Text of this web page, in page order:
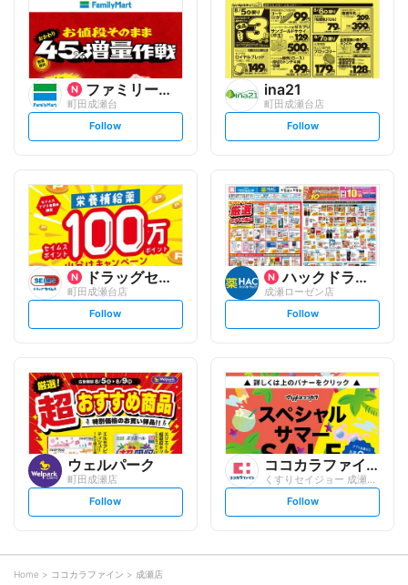
ファミリーマート
町田成瀬台
s
t
l
o
w
Follow
ina21
町田成瀬台店
s
t
l
o
w
Follow
ドラッグセイムス
町田成瀬台店
s
t
l
o
w
Follow
ハックドラッグ
成瀬ローゼン店
s
t
l
o
w
Follow
ウェルパーク
町田成瀬店
s
t
o
w
Follow
ココカラファイン
s
t
Follow
Home ココカラファイン 成瀬店